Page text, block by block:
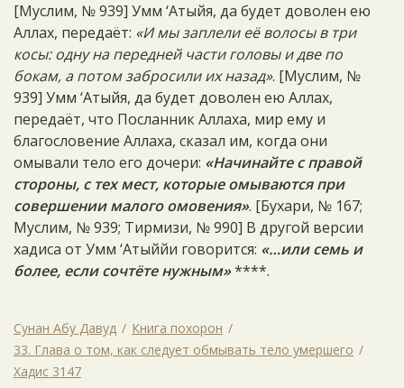
[Муслим, № 939] Умм ‘Атыйя, да будет доволен ею
Аллах, передаёт: «И мы заплели её волосы в три
косы: одну на передней части головы и две по
бокам, а потом забросили их назад». [Муслим, №
939] Умм ‘Атыйя, да будет доволен ею Аллах,
передаёт, что Посланник Аллаха, мир ему и
благословение Аллаха, сказал им, когда они
омывали тело его дочери: «Начинайте с правой
стороны, с тех мест, которые омываются при
совершении малого омовения». [Бухари, № 167;
Муслим, № 939; Тирмизи, № 990] В другой версии
хадиса от Умм ‘Атыййи говорится: «…или семь и
более, если сочтёте нужным»****.
Сунан Абу Давуд
Книга похорон
33. Глава о том, как следует обмывать тело умершего
Хадис 3147